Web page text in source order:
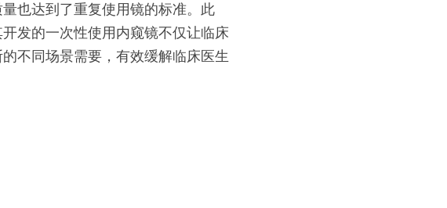
也达到了重复使用镜的标准。此
发的一次性使用内窥镜不仅让临床
不同场景需要，有效缓解临床医生